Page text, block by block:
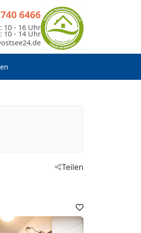
6466
10 - 16 Uhr
10 - 14 Uhr
Teilen